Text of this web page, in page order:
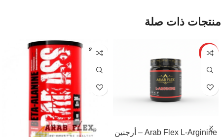
منتجات ذات صلة
HOT
Arab Flex L-Arginine – أرجنين
SOLD
OUT